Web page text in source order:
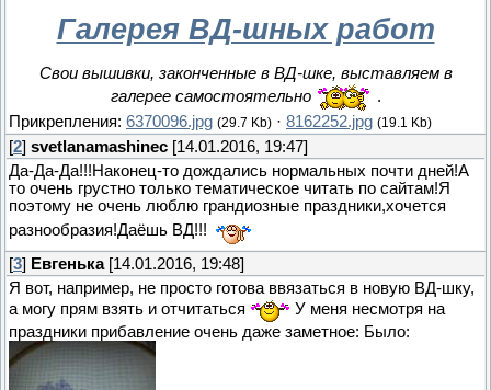
Галерея ВД-шных работ
Свои вышивки, законченные в ВД-шке, выставляем в
галерее самостоятельно
.
Прикрепления: 6370096.jpg (29.7 Kb) · 8162252.jpg (19.1 Kb)
[2] svetlanamashinec [14.01.2016, 19:47]
Да-Да-Да!!!Наконец-то дождались нормальных почти дней!А
то очень грустно только тематическое читать по сайтам!Я
поэтому не очень люблю грандиозные праздники,хочется
разнообразия!Даёшь ВД!!!
[3] Евгенька[14.01.2016, 19:48]
Я вот, например, не просто готова ввязаться в новую ВД-шку,
а могу прям взять и отчитаться
У меня несмотря на
праздники прибавление очень даже заметное: Было: